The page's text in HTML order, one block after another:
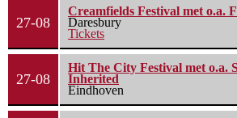
27-08
Creamfields Festival met o.a.
Daresbury
Tickets
27-08
Hit The City Festival met o.a.
Inherited
Eindhoven